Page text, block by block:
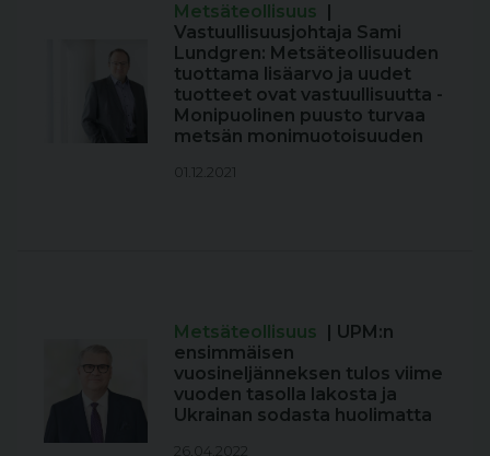
Metsäteollisuus
Vastuullisuusjohtaja Sami
Lundgren: Metsäteollisuuden
tuottama lisäarvo ja uudet
tuotteet ovat vastuullisuutta -
Monipuolinen puusto turvaa
metsän monimuotoisuuden
01.12.2021
Metsäteollisuus
| UPM:n
ensimmäisen
vuosineljänneksen tulos viime
vuoden tasolla lakosta ja
Ukrainan sodasta huolimatta
26.04.2022